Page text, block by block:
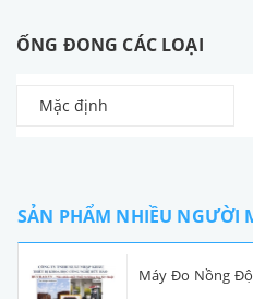
ỐNG ĐONG CÁC LOẠI
Mặc định
SẢN PHẨM NHIỀU NGƯỜI
Máy Đo Nồng